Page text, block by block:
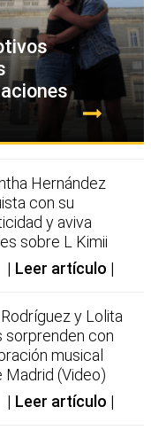
Hernández
con su
y aviva
sobre L Kimii
Leer artículo
y Lolita
sorprenden con
musical
Madrid (Video)
Leer artículo